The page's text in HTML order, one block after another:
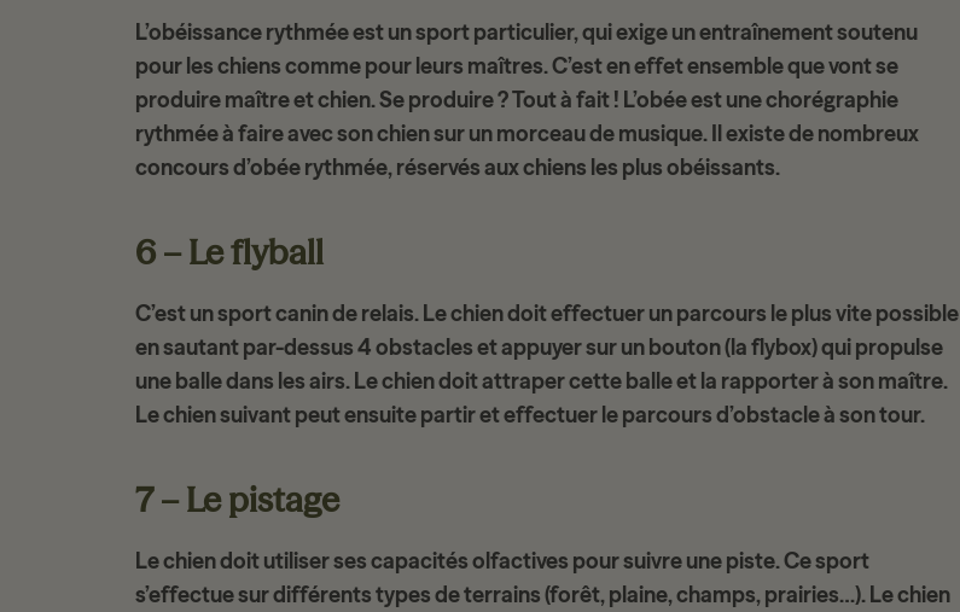
L’obéissance rythmée est un sport particulier, qui exige un entraînement soutenu
pour les chiens comme pour leurs maîtres. C’est en effet ensemble que vont se
produire maître et chien. Se produire ? Tout à fait ! L’obée est unechorégraphie
rythméeà faire avec son chien sur un morceau de musique. Il existe de nombreux
concours d’obée rythmée, réservés aux chiens les plus obéissants.
6 – Le flyball
C’est unsport canin de relais. Le chien doit effectuer un parcours le plus vite possible
en sautant par-dessus 4 obstacles et appuyer sur un bouton (la flybox) qui propulse
une balle dans les airs. Le chien doitattraper cette balleet la rapporter à son maître.
Le chien suivant peut ensuite partir et effectuer le parcours d’obstacle à son tour.
7 – Le pistage
Le chien doit utiliser sescapacités olfactives pour suivre une piste. Ce sport
s’effectue sur différents types de terrains (forêt, plaine, champs, prairies…). Le chien